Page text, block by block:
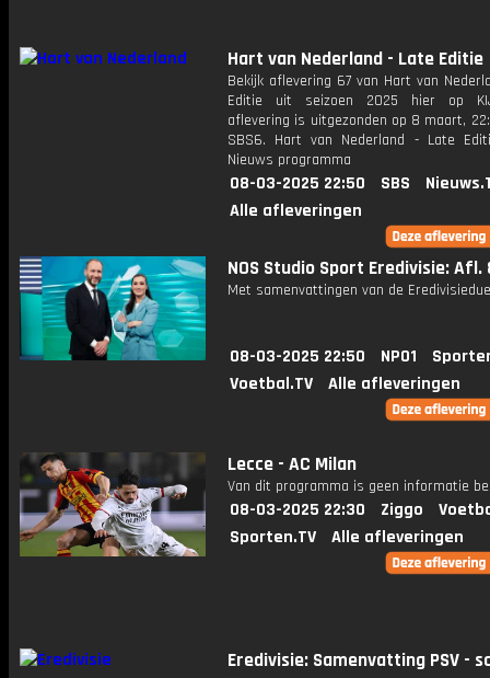
Hart van Nederland - Late Editie
Bekijk aflevering 67 van Hart van
Editie uit seizoen 2025 hier op
aflevering is uitgezonden op 8 maart,
SBS6. Hart van Nederland - Late
Nieuws programma
08-03-2025 22:50 SBS
Alle afleveringen
NOS Studio Sport Eredivisie: Afl.
Met samenvattingen van de
08-03-2025 22:50 NPO1
Voetbal.TV
Alle afleveringen
Lecce - AC Milan
Van dit programma is geen informatie
08-03-2025 22:30 Ziggo
Sporten.TV
Alle afleveringen
Eredivisie: Samenvatting PSV -